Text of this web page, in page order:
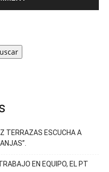
TERRAZAS ESCUCHA A
EN EQUIPO, EL PT